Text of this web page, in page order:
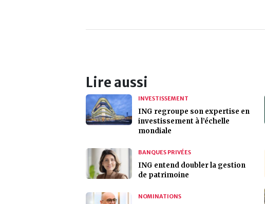
Lire aussi
INVESTISSEMENT
ING regroupe son expertise en
investissement à l’échelle
mondiale
BANQUES PRIVÉES
ING entend doubler la gestion
de patrimoine
NOMINATIONS